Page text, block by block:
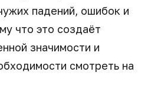
падений, ошибок и
что это создаёт
значимости и
смотреть на